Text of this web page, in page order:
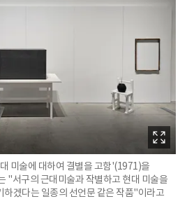
미술에 대하여 결별을 고함'(1971)을
"서구의 근대미술과 작별하고 현대 미술을
하겠다는 일종의 선언문 같은 작품"이라고